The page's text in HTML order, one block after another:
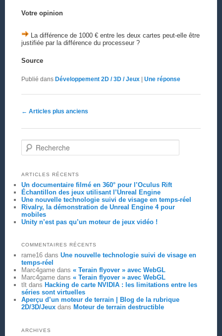
Votre opinion
La différence de 1000 € entre les deux cartes peut-elle être
justifiée par la différence du processeur ?
Source
Publié dans Développement 2D / 3D / Jeux Uneréponse
Navigation des articles
← Articles plus anciens
Recherche
ARTICLES RÉCENTS
Un documentaire filmé en 360° pour l’Oculus Rift
Échantillon des jeux utilisant l’Unreal Engine
Une nouvelle technologie suivi de visage en temps-réel
Rivalry, la démonstration de Unreal Engine 4 pour
mobiles
Unity n’est pas qu’un moteur de jeux vidéo !
COMMENTAIRES RÉCENTS
rame16dans Une nouvelle technologie suivi de visage en
temps-réel
Marc4gamedans « Terain flyover » avec WebGL
Marc4gamedans « Terain flyover » avec WebGL
tltdans Hacking de carte NVIDIA : les limitations entre les
séries sont virtuelles
Aperçu d’un moteur de terrain | Blog de la rubrique
2D/3D/Jeuxdans Moteur de terrain destructible
ARCHIVES